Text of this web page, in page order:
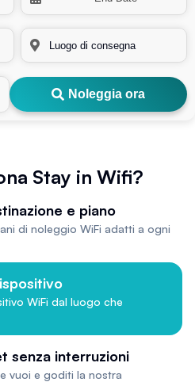
Noleggia ora
Stay in Wifi?
e piano
di noleggio WiFi adatti a ogni
WiFi dal luogo che
senza interruzioni
vuoi e goditi la nostra